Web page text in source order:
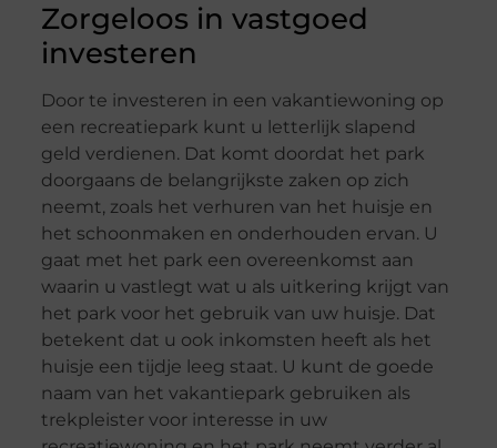
Zorgeloos in vastgoed
investeren
Door te investeren in een vakantiewoning op
een recreatiepark kunt u letterlijk slapend
geld verdienen. Dat komt doordat het park
doorgaans de belangrijkste zaken op zich
neemt, zoals het verhuren van het huisje en
het schoonmaken en onderhouden ervan. U
gaat met het park een overeenkomst aan
waarin u vastlegt wat u als uitkering krijgt van
het park voor het gebruik van uw huisje. Dat
betekent dat u ook inkomsten heeft als het
huisje een tijdje leeg staat. U kunt de goede
naam van het vakantiepark gebruiken als
trekpleister voor interesse in uw